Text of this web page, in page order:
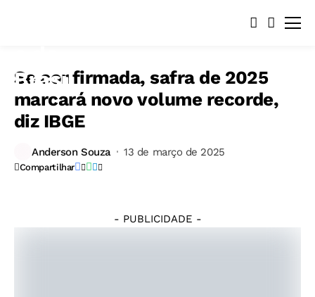
Se confirmada, safra de 2025
marcará novo volume recorde,
diz IBGE
Anderson Souza 13 de março de 2025
Compartilhar
- PUBLICIDADE -